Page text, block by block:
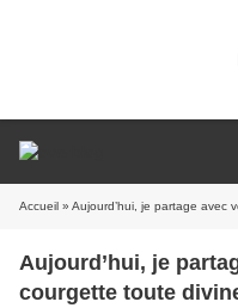
Accueil » Aujourd’hui, je partage avec vous une recette de courgette toute divine, à tester de toute urgence. Il s’agit
Aujourd’hui, je
courgette toute